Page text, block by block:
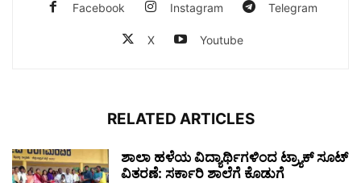
Facebook Instagram Telegram
X Youtube
RELATED ARTICLES
ಶಾಲಾ ಹಳೆಯ ವಿದ್ಯಾರ್ಥಿಗಳಿಂದ ಟ್ರ್ಯಾಕ್‌ ಸೂಟ್
ವಿತರಣೆ: ಸರ್ಕಾರಿ ಶಾಲೆಗೆ ಕೊಡುಗೆ